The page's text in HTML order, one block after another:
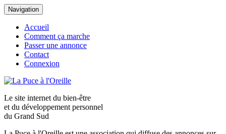
Navigation
Accueil
Comment ça marche
Passer une annonce
Contact
Connexion
Le site internet du bien-être
et du développement personnel
du Grand Sud